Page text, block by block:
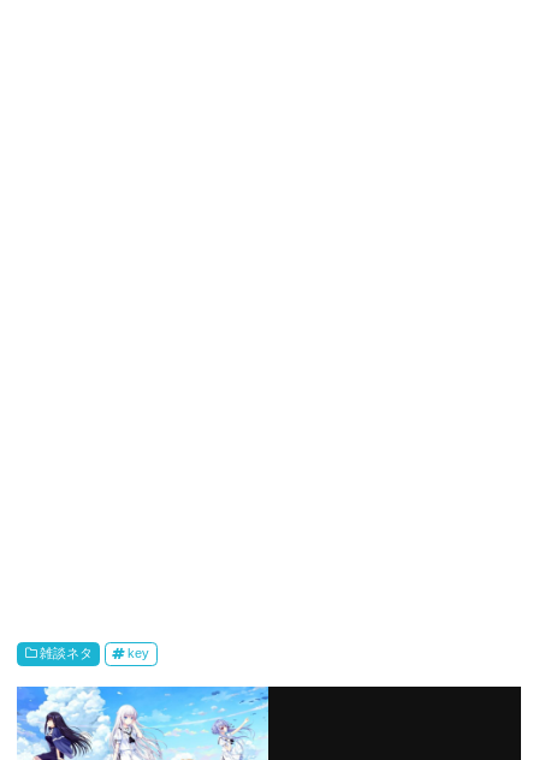
雑談ネタ key